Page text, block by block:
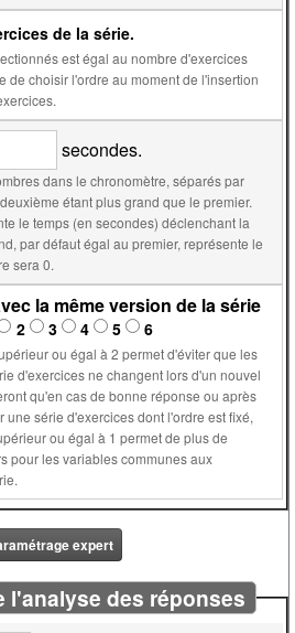
de la série.
est égal au nombre d'exercices
secondes.
dans le chronomètre, séparés par
étant plus grand que le premier.
le temps (en secondes) déclenchant la
sera 0.
la même version de la série
2 3 4 5 6
ou égal à 2 permet d'éviter que les
d'exercices ne changent lors d'un nouvel
à 1 permet de plus de
pour les variables communes aux
série.
expert
l'analyse des réponses